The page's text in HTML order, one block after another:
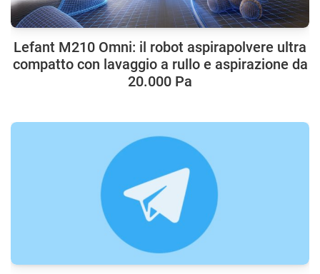
Lefant M210 Omni: il robot aspirapolvere ultra
compatto con lavaggio a rullo e aspirazione da
20.000 Pa